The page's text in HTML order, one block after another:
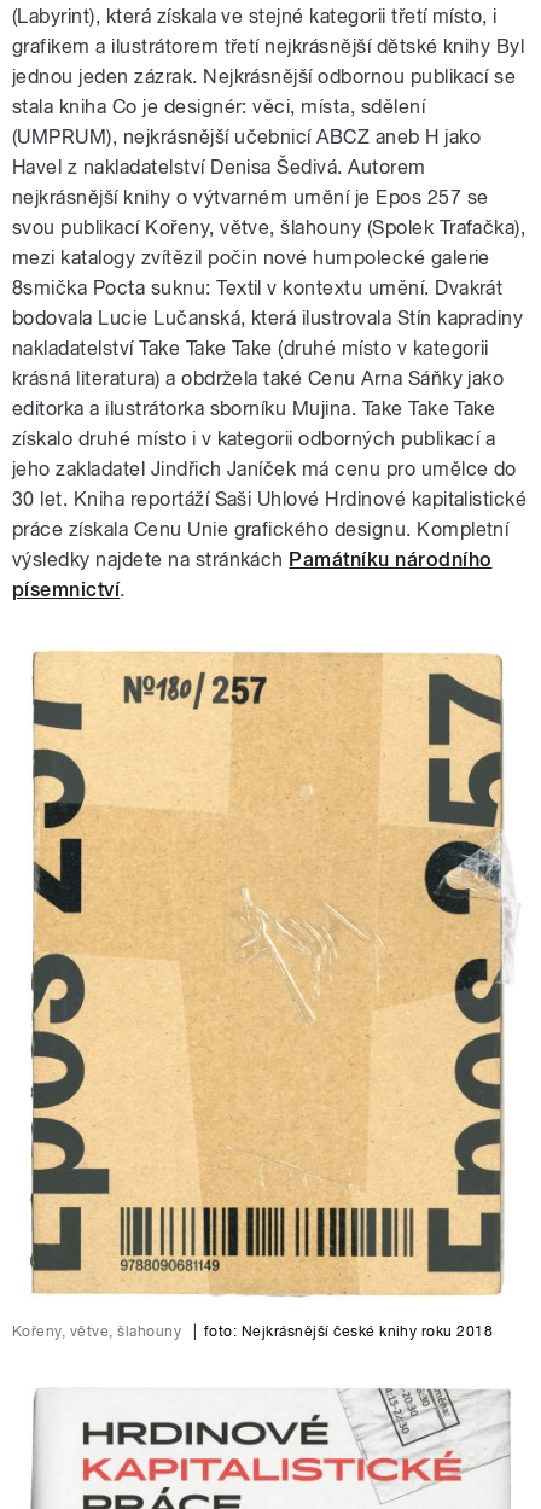
(Labyrint), která získala ve stejné kategorii třetí místo, i
grafikem a ilustrátorem třetí nejkrásnější dětské knihy Byl
jednou jeden zázrak. Nejkrásnější odbornou publikací se
stala kniha Co je designér: věci, místa, sdělení
(UMPRUM), nejkrásnější učebnicí ABCZ aneb H jako
Havel z nakladatelství Denisa Šedivá. Autorem
nejkrásnější knihy o výtvarném umění je Epos 257 se
svou publikací Kořeny, větve, šlahouny (Spolek Trafačka),
mezi katalogy zvítězil počin nové humpolecké galerie
8smička Pocta suknu: Textil v kontextu umění. Dvakrát
bodovala Lucie Lučanská, která ilustrovala Stín kapradiny
nakladatelství Take Take Take (druhé místo v kategorii
krásná literatura) a obdržela také Cenu Arna Sáňky jako
editorka a ilustrátorka sborníku Mujina. Take Take Take
získalo druhé místo i v kategorii odborných publikací a
jeho zakladatel Jindřich Janíček má cenu pro umělce do
30 let. Kniha reportáží Saši Uhlové Hrdinové kapitalistické
práce získala Cenu Unie grafického designu. Kompletní
výsledky najdete na stránkách Památníku národního
písemnictví.
Kořeny, větve, šlahouny foto: Nejkrásnější české knihy roku 2018